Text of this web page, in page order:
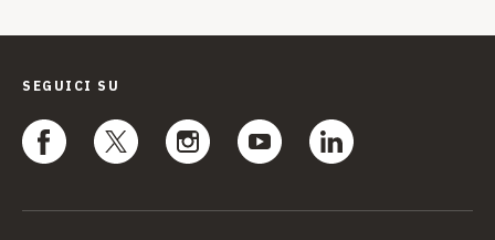
SEGUICI SU